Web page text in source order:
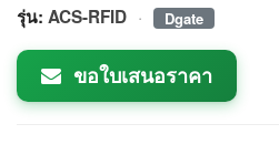
รุ่น: ACS-RFID · Dgate
ขอใบเสนอราคา